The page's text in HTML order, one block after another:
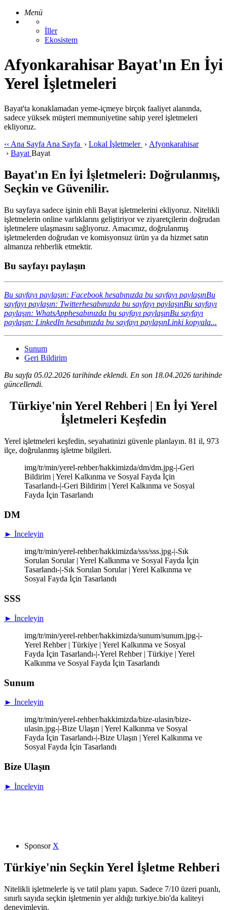
Menü
İller
Ekosistem
Afyonkarahisar Bayat'ın En İyi
Yerel İşletmeleri
Bayat'ta konaklamadan yeme-içmeye birçok faaliyet alanında,
sadece yüksek müşteri memnuniyetine sahip yerel işletmeleri
ekliyoruz.
‹‹ Ana Sayfa Ana Sayfa › Lokal İşletmeler › Afyonkarahisar
› Bayat Bayat
Bayat'ın En İyi İşletmeleri: Doğrulanmış,
Seçkin ve Güvenilir.
Bu sayfaya sadece işinin ehli Bayat işletmelerini ekliyoruz. Nitelikli
işletmelerin online varlıklarını geliştiriyor ve ziyaretçilerin doğrudan
işletmelere ulaşmasını sağlıyoruz. Amacımız, doğrulanmış
işletmelerden doğrudan ve komisyonsuz ürün ya da hizmet satın
almanıza rehberlik etmektir.
Bu sayfayı paylaşın
Bu sayfayı paylaşın: Facebook hesabınızda bu sayfayı paylaşınBu
sayfayı paylaşın: Twitterhesabınızda bu sayfayı paylaşınBu sayfayı
paylaşın: WhatsApphesabınızda bu sayfayı paylaşınBu sayfayı
paylaşın: LinkedIn hesabınızda bu sayfayı paylaşınLinki kopyala...
Sunum
Geri Bildirim
Bu sayfa 05.02.2026 tarihinde eklendi. En son 18.04.2026 tarihinde
güncellendi.
Türkiye'nin Yerel Rehberi | En İyi Yerel
İşletmeleri Keşfedin
Yerel işletmeleri keşfedin, seyahatinizi güvenle planlayın. 81 il, 973
ilçe, doğrulanmış işletme bilgileri.
img/tr/min/yerel-rehber/hakkimizda/dm/dm.jpg-|-Geri
Bildirim | Yerel Kalkınma ve Sosyal Fayda İçin
Tasarlandı-|-Geri Bildirim | Yerel Kalkınma ve Sosyal
Fayda İçin Tasarlandı
DM
► İnceleyin
img/tr/min/yerel-rehber/hakkimizda/sss/sss.jpg-|-Sık
Sorulan Sorular | Yerel Kalkınma ve Sosyal Fayda İçin
Tasarlandı-|-Sık Sorulan Sorular | Yerel Kalkınma ve
Sosyal Fayda İçin Tasarlandı
SSS
► İnceleyin
img/tr/min/yerel-rehber/hakkimizda/sunum/sunum.jpg-|-
Yerel Rehber | Türkiye | Yerel Kalkınma ve Sosyal
Fayda İçin Tasarlandı-|-Yerel Rehber | Türkiye | Yerel
Kalkınma ve Sosyal Fayda İçin Tasarlandı
Sunum
► İnceleyin
img/tr/min/yerel-rehber/hakkimizda/bize-ulasin/bize-
ulasin.jpg-|-Bize Ulaşın | Yerel Kalkınma ve Sosyal
Fayda İçin Tasarlandı-|-Bize Ulaşın | Yerel Kalkınma ve
Sosyal Fayda İçin Tasarlandı
Bize Ulaşın
► İnceleyin
Sponsor X
Türkiye'nin Seçkin Yerel İşletme Rehberi
Nitelikli işletmelerle iş ve tatil planı yapın. Sadece 7/10 üzeri puanlı,
sınırlı sayıda seçkin işletmenin yer aldığı turkiye.bio'da kaliteyi
deneyimleyin.